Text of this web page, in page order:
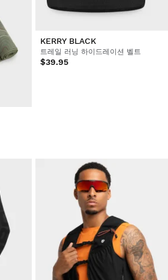
KERRY BLACK
트레일 러닝 하이드레이션 벨트
$39.95